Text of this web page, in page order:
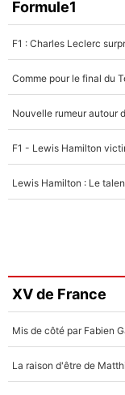
Formule1
XV de France